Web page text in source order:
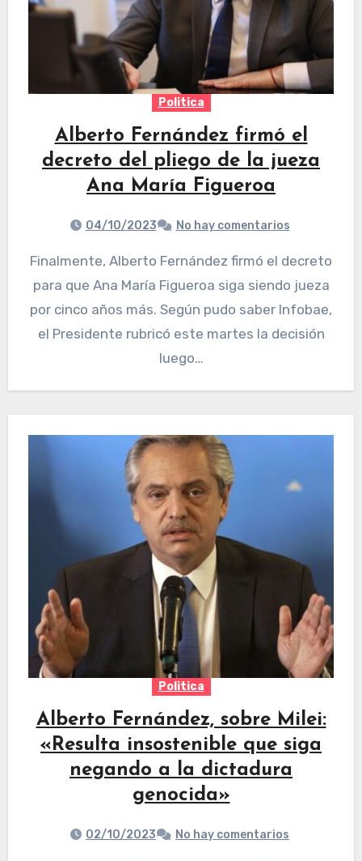
Politica
Alberto Fernández firmó el
decreto del pliego de la jueza
Ana María Figueroa
04/10/2023 No hay comentarios
Finalmente, Alberto Fernández firmó el decreto
para que Ana María Figueroa siga siendo jueza
por cinco años más. Según pudo saber Infobae,
el Presidente rubricó este martes la decisión
luego…
Politica
Alberto Fernández, sobre Milei:
«Resulta insostenible que siga
negando a la dictadura
genocida»
02/10/2023 No hay comentarios